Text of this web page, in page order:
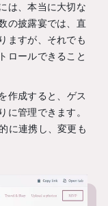
は、本当に大切な
の披露宴では、直
ますが、それでも
ロールできること
作成すると、ゲス
に管理できます。
に連携し、変更も